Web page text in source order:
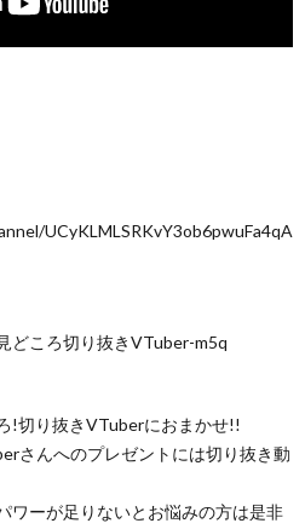
UCyKLMLSRKvY3ob6pwuFa4qA
どころ切り抜きVTuber-m5q
!切り抜きVTuberにおまかせ!!
さんへのプレゼントには切り抜き動
ワーが足りないとお悩みの方は是非